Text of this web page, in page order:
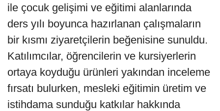
ile çocuk gelişimi ve eğitimi alanlarında
ders yılı boyunca hazırlanan çalışmaların
bir kısmı ziyaretçilerin beğenisine sunuldu.
Katılımcılar, öğrencilerin ve kursiyerlerin
ortaya koyduğu ürünleri yakından inceleme
fırsatı bulurken, mesleki eğitimin üretim ve
istihdama sunduğu katkılar hakkında